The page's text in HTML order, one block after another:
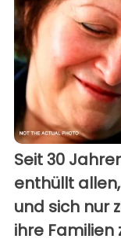
Seit 30
enthüllt
und sich nur
ihre Familien